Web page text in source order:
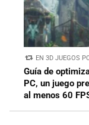
EN 3D JUEGOS
Guía de
PC, un juego
al menos 60